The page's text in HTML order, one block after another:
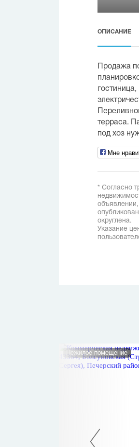
ОПИСАНИЕ
Продажа
терраса.
под хоз
Мне
* Согласно
округлена.
Указание
Нежилое помещение